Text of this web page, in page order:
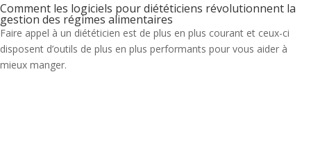
Comment les logiciels pour diététiciens révolutionnent la
gestion des régimes alimentaires
Faire appel à un diététicien est de plus en plus courant et ceux-ci
disposent d’outils de plus en plus performants pour vous aider à
mieux manger.